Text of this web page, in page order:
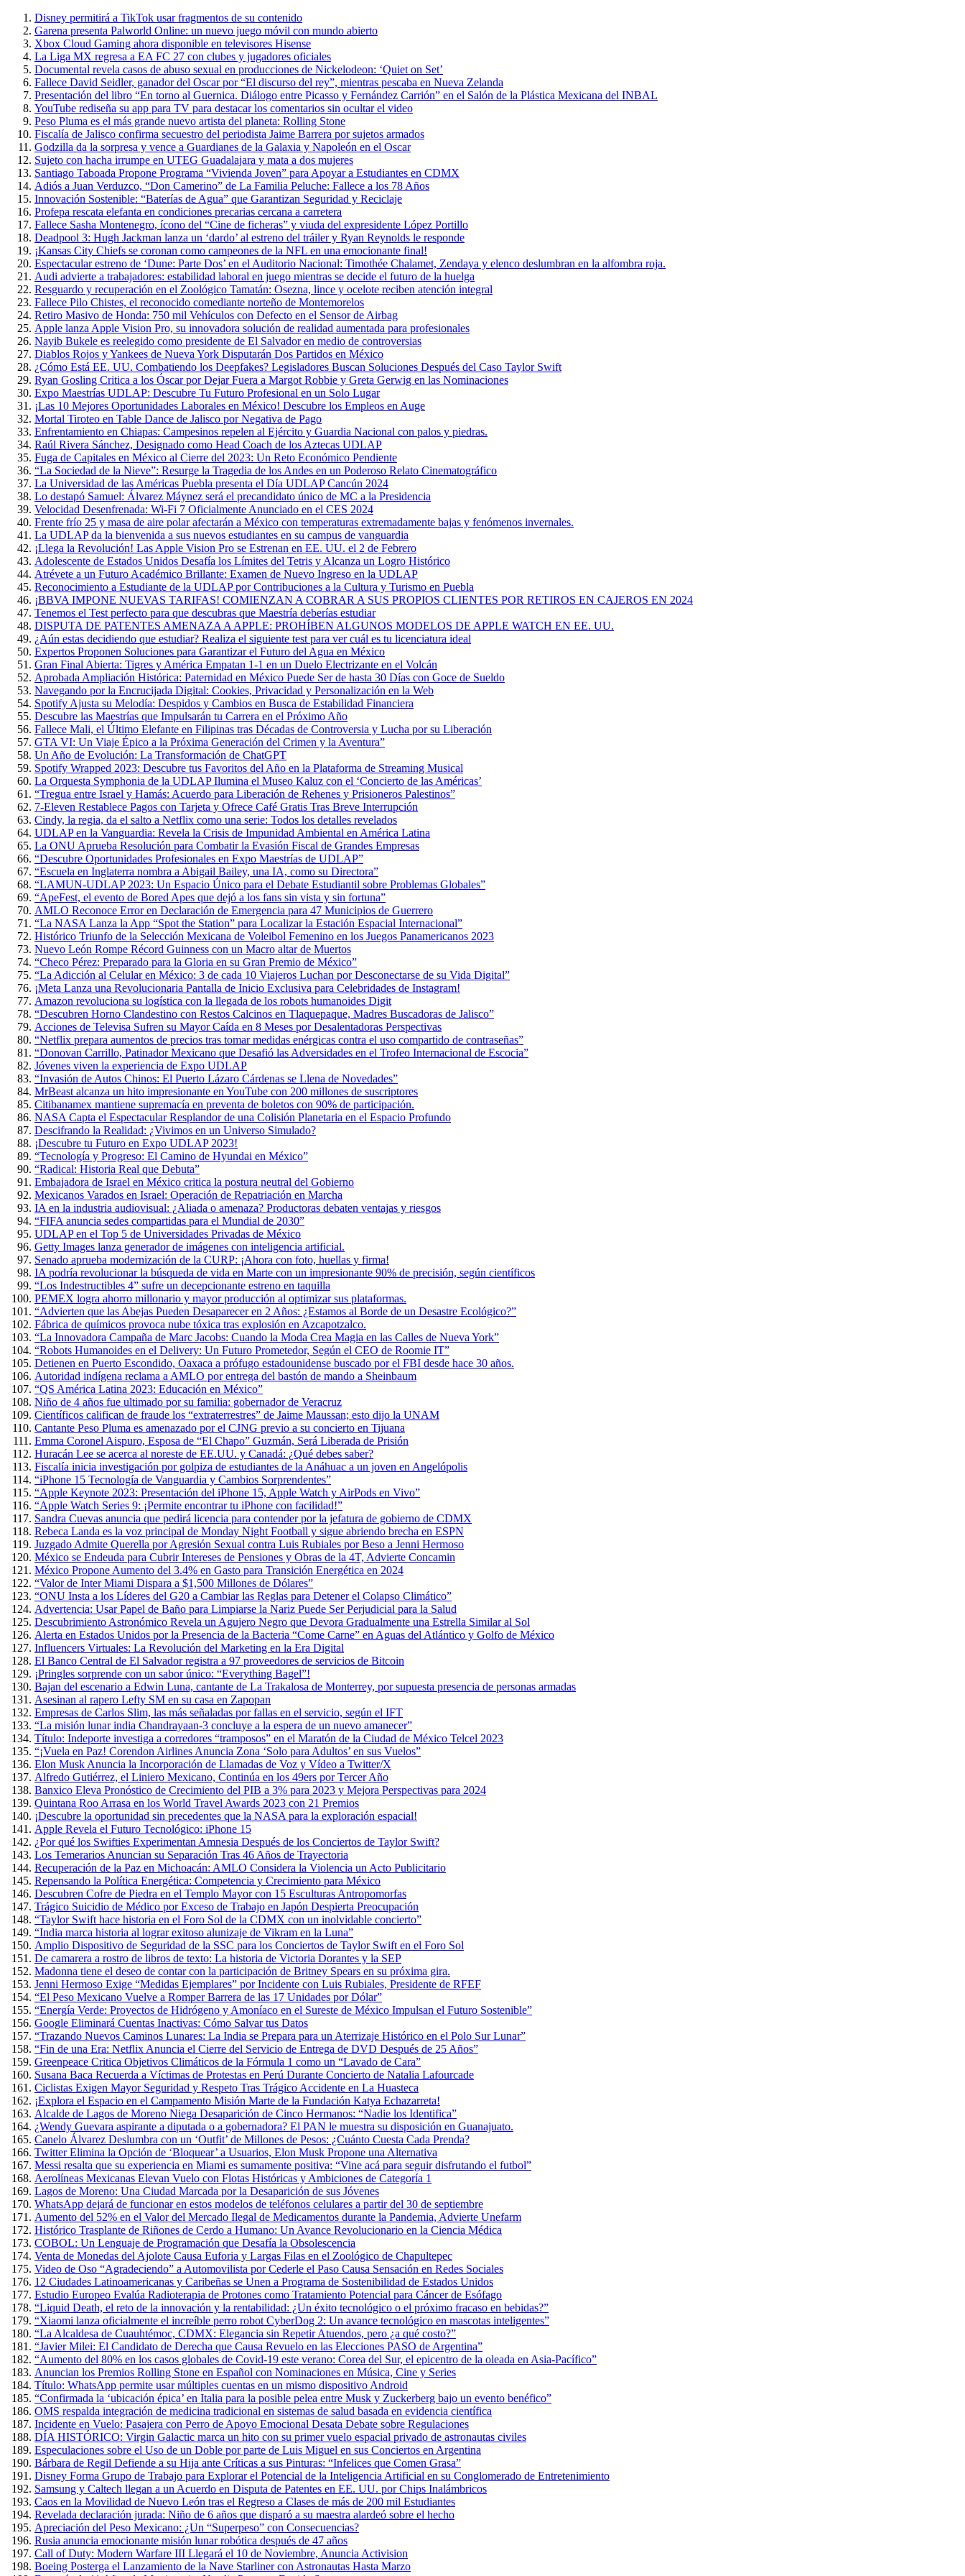
Disney permitirá a TikTok usar fragmentos de su contenido
Garena presenta Palworld Online: un nuevo juego móvil con mundo abierto
Xbox Cloud Gaming ahora disponible en televisores Hisense
La Liga MX regresa a EA FC 27 con clubes y jugadores oficiales
Documental revela casos de abuso sexual en producciones de Nickelodeon: ‘Quiet on Set’
Fallece David Seidler, ganador del Oscar por “El discurso del rey”, mientras pescaba en Nueva Zelanda
Presentación del libro “En torno al Guernica. Diálogo entre Picasso y Fernández Carrión” en el Salón de la Plástica Mexicana del INBAL
YouTube rediseña su app para TV para destacar los comentarios sin ocultar el video
Peso Pluma es el más grande nuevo artista del planeta: Rolling Stone
Fiscalía de Jalisco confirma secuestro del periodista Jaime Barrera por sujetos armados
Godzilla da la sorpresa y vence a Guardianes de la Galaxia y Napoleón en el Oscar
Sujeto con hacha irrumpe en UTEG Guadalajara y mata a dos mujeres
Santiago Taboada Propone Programa “Vivienda Joven” para Apoyar a Estudiantes en CDMX
Adiós a Juan Verduzco, “Don Camerino” de La Familia Peluche: Fallece a los 78 Años
Innovación Sostenible: “Baterías de Agua” que Garantizan Seguridad y Reciclaje
Profepa rescata elefanta en condiciones precarias cercana a carretera
Fallece Sasha Montenegro, ícono del “Cine de ficheras” y viuda del expresidente López Portillo
Deadpool 3: Hugh Jackman lanza un ‘dardo’ al estreno del tráiler y Ryan Reynolds le responde
¡Kansas City Chiefs se coronan como campeones de la NFL en una emocionante final!
Espectacular estreno de ‘Dune: Parte Dos’ en el Auditorio Nacional: Timothée Chalamet, Zendaya y elenco deslumbran en la alfombra roja.
Audi advierte a trabajadores: estabilidad laboral en juego mientras se decide el futuro de la huelga
Resguardo y recuperación en el Zoológico Tamatán: Osezna, lince y ocelote reciben atención integral
Fallece Pilo Chistes, el reconocido comediante norteño de Montemorelos
Retiro Masivo de Honda: 750 mil Vehículos con Defecto en el Sensor de Airbag
Apple lanza Apple Vision Pro, su innovadora solución de realidad aumentada para profesionales
Nayib Bukele es reelegido como presidente de El Salvador en medio de controversias
Diablos Rojos y Yankees de Nueva York Disputarán Dos Partidos en México
¿Cómo Está EE. UU. Combatiendo los Deepfakes? Legisladores Buscan Soluciones Después del Caso Taylor Swift
Ryan Gosling Critica a los Óscar por Dejar Fuera a Margot Robbie y Greta Gerwig en las Nominaciones
Expo Maestrías UDLAP: Descubre Tu Futuro Profesional en un Solo Lugar
¡Las 10 Mejores Oportunidades Laborales en México! Descubre los Empleos en Auge
Mortal Tiroteo en Table Dance de Jalisco por Negativa de Pago
Enfrentamiento en Chiapas: Campesinos repelen al Ejército y Guardia Nacional con palos y piedras.
Raúl Rivera Sánchez, Designado como Head Coach de los Aztecas UDLAP
Fuga de Capitales en México al Cierre del 2023: Un Reto Económico Pendiente
“La Sociedad de la Nieve”: Resurge la Tragedia de los Andes en un Poderoso Relato Cinematográfico
La Universidad de las Américas Puebla presenta el Día UDLAP Cancún 2024
Lo destapó Samuel: Álvarez Máynez será el precandidato único de MC a la Presidencia
Velocidad Desenfrenada: Wi-Fi 7 Oficialmente Anunciado en el CES 2024
Frente frío 25 y masa de aire polar afectarán a México con temperaturas extremadamente bajas y fenómenos invernales.
La UDLAP da la bienvenida a sus nuevos estudiantes en su campus de vanguardia
¡Llega la Revolución! Las Apple Vision Pro se Estrenan en EE. UU. el 2 de Febrero
Adolescente de Estados Unidos Desafía los Límites del Tetris y Alcanza un Logro Histórico
Atrévete a un Futuro Académico Brillante: Examen de Nuevo Ingreso en la UDLAP
Reconocimiento a Estudiante de la UDLAP por Contribuciones a la Cultura y Turismo en Puebla
¡BBVA IMPONE NUEVAS TARIFAS! COMIENZAN A COBRAR A SUS PROPIOS CLIENTES POR RETIROS EN CAJEROS EN 2024
Tenemos el Test perfecto para que descubras que Maestría deberías estudiar
DISPUTA DE PATENTES AMENAZA A APPLE: PROHÍBEN ALGUNOS MODELOS DE APPLE WATCH EN EE. UU.
¿Aún estas decidiendo que estudiar? Realiza el siguiente test para ver cuál es tu licenciatura ideal
Expertos Proponen Soluciones para Garantizar el Futuro del Agua en México
Gran Final Abierta: Tigres y América Empatan 1-1 en un Duelo Electrizante en el Volcán
Aprobada Ampliación Histórica: Paternidad en México Puede Ser de hasta 30 Días con Goce de Sueldo
Navegando por la Encrucijada Digital: Cookies, Privacidad y Personalización en la Web
Spotify Ajusta su Melodía: Despidos y Cambios en Busca de Estabilidad Financiera
Descubre las Maestrías que Impulsarán tu Carrera en el Próximo Año
Fallece Mali, el Último Elefante en Filipinas tras Décadas de Controversia y Lucha por su Liberación
GTA VI: Un Viaje Épico a la Próxima Generación del Crimen y la Aventura”
Un Año de Evolución: La Transformación de ChatGPT
Spotify Wrapped 2023: Descubre tus Favoritos del Año en la Plataforma de Streaming Musical
La Orquesta Symphonia de la UDLAP Ilumina el Museo Kaluz con el ‘Concierto de las Américas’
“Tregua entre Israel y Hamás: Acuerdo para Liberación de Rehenes y Prisioneros Palestinos”
7-Eleven Restablece Pagos con Tarjeta y Ofrece Café Gratis Tras Breve Interrupción
Cindy, la regia, da el salto a Netflix como una serie: Todos los detalles revelados
UDLAP en la Vanguardia: Revela la Crisis de Impunidad Ambiental en América Latina
La ONU Aprueba Resolución para Combatir la Evasión Fiscal de Grandes Empresas
“Descubre Oportunidades Profesionales en Expo Maestrías de UDLAP”
“Escuela en Inglaterra nombra a Abigail Bailey, una IA, como su Directora”
“LAMUN-UDLAP 2023: Un Espacio Único para el Debate Estudiantil sobre Problemas Globales”
“ApeFest, el evento de Bored Apes que dejó a los fans sin vista y sin fortuna”
AMLO Reconoce Error en Declaración de Emergencia para 47 Municipios de Guerrero
“La NASA Lanza la App “Spot the Station” para Localizar la Estación Espacial Internacional”
Histórico Triunfo de la Selección Mexicana de Voleibol Femenino en los Juegos Panamericanos 2023
Nuevo León Rompe Récord Guinness con un Macro altar de Muertos
“Checo Pérez: Preparado para la Gloria en su Gran Premio de México”
“La Adicción al Celular en México: 3 de cada 10 Viajeros Luchan por Desconectarse de su Vida Digital”
¡Meta Lanza una Revolucionaria Pantalla de Inicio Exclusiva para Celebridades de Instagram!
Amazon revoluciona su logística con la llegada de los robots humanoides Digit
“Descubren Horno Clandestino con Restos Calcinos en Tlaquepaque, Madres Buscadoras de Jalisco”
Acciones de Televisa Sufren su Mayor Caída en 8 Meses por Desalentadoras Perspectivas
“Netflix prepara aumentos de precios tras tomar medidas enérgicas contra el uso compartido de contraseñas”
“Donovan Carrillo, Patinador Mexicano que Desafió las Adversidades en el Trofeo Internacional de Escocia”
Jóvenes viven la experiencia de Expo UDLAP
“Invasión de Autos Chinos: El Puerto Lázaro Cárdenas se Llena de Novedades”
MrBeast alcanza un hito impresionante en YouTube con 200 millones de suscriptores
Citibanamex mantiene supremacía en preventa de boletos con 90% de participación.
NASA Capta el Espectacular Resplandor de una Colisión Planetaria en el Espacio Profundo
Descifrando la Realidad: ¿Vivimos en un Universo Simulado?
¡Descubre tu Futuro en Expo UDLAP 2023!
“Tecnología y Progreso: El Camino de Hyundai en México”
“Radical: Historia Real que Debuta”
Embajadora de Israel en México critica la postura neutral del Gobierno
Mexicanos Varados en Israel: Operación de Repatriación en Marcha
IA en la industria audiovisual: ¿Aliada o amenaza? Productoras debaten ventajas y riesgos
“FIFA anuncia sedes compartidas para el Mundial de 2030”
UDLAP en el Top 5 de Universidades Privadas de México
Getty Images lanza generador de imágenes con inteligencia artificial.
Senado aprueba modernización de la CURP: ¡Ahora con foto, huellas y firma!
IA podría revolucionar la búsqueda de vida en Marte con un impresionante 90% de precisión, según científicos
“Los Indestructibles 4” sufre un decepcionante estreno en taquilla
PEMEX logra ahorro millonario y mayor producción al optimizar sus plataformas.
“Advierten que las Abejas Pueden Desaparecer en 2 Años: ¿Estamos al Borde de un Desastre Ecológico?”
Fábrica de químicos provoca nube tóxica tras explosión en Azcapotzalco.
“La Innovadora Campaña de Marc Jacobs: Cuando la Moda Crea Magia en las Calles de Nueva York”
“Robots Humanoides en el Delivery: Un Futuro Prometedor, Según el CEO de Roomie IT”
Detienen en Puerto Escondido, Oaxaca a prófugo estadounidense buscado por el FBI desde hace 30 años.
Autoridad indígena reclama a AMLO por entrega del bastón de mando a Sheinbaum
“QS América Latina 2023: Educación en México”
Niño de 4 años fue ultimado por su familia: gobernador de Veracruz
Científicos califican de fraude los “extraterrestres” de Jaime Maussan; esto dijo la UNAM
Cantante Peso Pluma es amenazado por el CJNG previo a su concierto en Tijuana
Emma Coronel Aispuro, Esposa de “El Chapo” Guzmán, Será Liberada de Prisión
Huracán Lee se acerca al noreste de EE.UU. y Canadá: ¿Qué debes saber?
Fiscalía inicia investigación por golpiza de estudiantes de la Anáhuac a un joven en Angelópolis
“iPhone 15 Tecnología de Vanguardia y Cambios Sorprendentes”
“Apple Keynote 2023: Presentación del iPhone 15, Apple Watch y AirPods en Vivo”
“Apple Watch Series 9: ¡Permite encontrar tu iPhone con facilidad!”
Sandra Cuevas anuncia que pedirá licencia para contender por la jefatura de gobierno de CDMX
Rebeca Landa es la voz principal de Monday Night Football y sigue abriendo brecha en ESPN
Juzgado Admite Querella por Agresión Sexual contra Luis Rubiales por Beso a Jenni Hermoso
México se Endeuda para Cubrir Intereses de Pensiones y Obras de la 4T, Advierte Concamin
México Propone Aumento del 3.4% en Gasto para Transición Energética en 2024
“Valor de Inter Miami Dispara a $1,500 Millones de Dólares”
“ONU Insta a los Líderes del G20 a Cambiar las Reglas para Detener el Colapso Climático”
Advertencia: Usar Papel de Baño para Limpiarse la Nariz Puede Ser Perjudicial para la Salud
Descubrimiento Astronómico Revela un Agujero Negro que Devora Gradualmente una Estrella Similar al Sol
Alerta en Estados Unidos por la Presencia de la Bacteria “Come Carne” en Aguas del Atlántico y Golfo de México
Influencers Virtuales: La Revolución del Marketing en la Era Digital
El Banco Central de El Salvador registra a 97 proveedores de servicios de Bitcoin
¡Pringles sorprende con un sabor único: “Everything Bagel”!
Bajan del escenario a Edwin Luna, cantante de La Trakalosa de Monterrey, por supuesta presencia de personas armadas
Asesinan al rapero Lefty SM en su casa en Zapopan
Empresas de Carlos Slim, las más señaladas por fallas en el servicio, según el IFT
“La misión lunar india Chandrayaan-3 concluye a la espera de un nuevo amanecer”
Título: Indeporte investiga a corredores “tramposos” en el Maratón de la Ciudad de México Telcel 2023
“¡Vuela en Paz! Corendon Airlines Anuncia Zona ‘Solo para Adultos’ en sus Vuelos”
Elon Musk Anuncia la Incorporación de Llamadas de Voz y Vídeo a Twitter/X
Alfredo Gutiérrez, el Liniero Mexicano, Continúa en los 49ers por Tercer Año
Banxico Eleva Pronóstico de Crecimiento del PIB a 3% para 2023 y Mejora Perspectivas para 2024
Quintana Roo Arrasa en los World Travel Awards 2023 con 21 Premios
¡Descubre la oportunidad sin precedentes que la NASA para la exploración espacial!
Apple Revela el Futuro Tecnológico: iPhone 15
¿Por qué los Swifties Experimentan Amnesia Después de los Conciertos de Taylor Swift?
Los Temerarios Anuncian su Separación Tras 46 Años de Trayectoria
Recuperación de la Paz en Michoacán: AMLO Considera la Violencia un Acto Publicitario
Repensando la Política Energética: Competencia y Crecimiento para México
Descubren Cofre de Piedra en el Templo Mayor con 15 Esculturas Antropomorfas
Trágico Suicidio de Médico por Exceso de Trabajo en Japón Despierta Preocupación
“Taylor Swift hace historia en el Foro Sol de la CDMX con un inolvidable concierto”
“India marca historia al lograr exitoso alunizaje de Vikram en la Luna”
Amplio Dispositivo de Seguridad de la SSC para los Conciertos de Taylor Swift en el Foro Sol
De camarera a rostro de libros de texto: La historia de Victoria Dorantes y la SEP
Madonna tiene el deseo de contar con la participación de Britney Spears en su próxima gira.
Jenni Hermoso Exige “Medidas Ejemplares” por Incidente con Luis Rubiales, Presidente de RFEF
“El Peso Mexicano Vuelve a Romper Barrera de las 17 Unidades por Dólar”
“Energía Verde: Proyectos de Hidrógeno y Amoníaco en el Sureste de México Impulsan el Futuro Sostenible”
Google Eliminará Cuentas Inactivas: Cómo Salvar tus Datos
“Trazando Nuevos Caminos Lunares: La India se Prepara para un Aterrizaje Histórico en el Polo Sur Lunar”
“Fin de una Era: Netflix Anuncia el Cierre del Servicio de Entrega de DVD Después de 25 Años”
Greenpeace Critica Objetivos Climáticos de la Fórmula 1 como un “Lavado de Cara”
Susana Baca Recuerda a Víctimas de Protestas en Perú Durante Concierto de Natalia Lafourcade
Ciclistas Exigen Mayor Seguridad y Respeto Tras Trágico Accidente en La Huasteca
¡Explora el Espacio en el Campamento Misión Marte de la Fundación Katya Echazarreta!
Alcalde de Lagos de Moreno Niega Desaparición de Cinco Hermanos: “Nadie los Identifica”
¿Wendy Guevara aspirante a diputada o a gobernadora? El PAN le muestra su disposición en Guanajuato.
Canelo Álvarez Deslumbra con un ‘Outfit’ de Millones de Pesos: ¿Cuánto Cuesta Cada Prenda?
Twitter Elimina la Opción de ‘Bloquear’ a Usuarios, Elon Musk Propone una Alternativa
Messi resalta que su experiencia en Miami es sumamente positiva: “Vine acá para seguir disfrutando el futbol”
Aerolíneas Mexicanas Elevan Vuelo con Flotas Históricas y Ambiciones de Categoría 1
Lagos de Moreno: Una Ciudad Marcada por la Desaparición de sus Jóvenes
WhatsApp dejará de funcionar en estos modelos de teléfonos celulares a partir del 30 de septiembre
Aumento del 52% en el Valor del Mercado Ilegal de Medicamentos durante la Pandemia, Advierte Unefarm
Histórico Trasplante de Riñones de Cerdo a Humano: Un Avance Revolucionario en la Ciencia Médica
COBOL: Un Lenguaje de Programación que Desafía la Obsolescencia
Venta de Monedas del Ajolote Causa Euforia y Largas Filas en el Zoológico de Chapultepec
Video de Oso “Agradeciendo” a Automovilista por Cederle el Paso Causa Sensación en Redes Sociales
12 Ciudades Latinoamericanas y Caribeñas se Unen a Programa de Sostenibilidad de Estados Unidos
Estudio Europeo Evalúa Radioterapia de Protones como Tratamiento Potencial para Cáncer de Esófago
“Liquid Death, el reto de la innovación y la rentabilidad: ¿Un éxito tecnológico o el próximo fracaso en bebidas?”
“Xiaomi lanza oficialmente el increíble perro robot CyberDog 2: Un avance tecnológico en mascotas inteligentes”
“La Alcaldesa de Cuauhtémoc, CDMX: Elegancia sin Repetir Atuendos, pero ¿a qué costo?”
“Javier Milei: El Candidato de Derecha que Causa Revuelo en las Elecciones PASO de Argentina”
“Aumento del 80% en los casos globales de Covid-19 este verano: Corea del Sur, el epicentro de la oleada en Asia-Pacífico”
Anuncian los Premios Rolling Stone en Español con Nominaciones en Música, Cine y Series
Título: WhatsApp permite usar múltiples cuentas en un mismo dispositivo Android
“Confirmada la ‘ubicación épica’ en Italia para la posible pelea entre Musk y Zuckerberg bajo un evento benéfico”
OMS respalda integración de medicina tradicional en sistemas de salud basada en evidencia científica
Incidente en Vuelo: Pasajera con Perro de Apoyo Emocional Desata Debate sobre Regulaciones
DÍA HISTÓRICO: Virgin Galactic marca un hito con su primer vuelo espacial privado de astronautas civiles
Especulaciones sobre el Uso de un Doble por parte de Luis Miguel en sus Conciertos en Argentina
Bárbara de Regil Defiende a su Hija ante Críticas a sus Pinturas: “Infelices que Comen Grasa”
Disney Forma Grupo de Trabajo para Explorar el Potencial de la Inteligencia Artificial en su Conglomerado de Entretenimiento
Samsung y Caltech llegan a un Acuerdo en Disputa de Patentes en EE. UU. por Chips Inalámbricos
Caos en la Movilidad de Nuevo León tras el Regreso a Clases de más de 200 mil Estudiantes
Revelada declaración jurada: Niño de 6 años que disparó a su maestra alardeó sobre el hecho
Apreciación del Peso Mexicano: ¿Un “Superpeso” con Consecuencias?
Rusia anuncia emocionante misión lunar robótica después de 47 años
Call of Duty: Modern Warfare III Llegará el 10 de Noviembre, Anuncia Activision
Boeing Posterga el Lanzamiento de la Nave Starliner con Astronautas Hasta Marzo